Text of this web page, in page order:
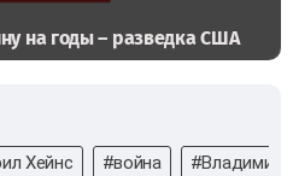
на годы – разведка США
Хейнс #война #Владимир